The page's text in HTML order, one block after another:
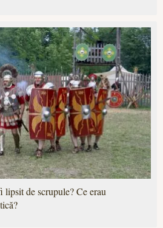
lipsit de scrupule? Ce erau